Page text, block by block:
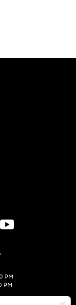
PM
PM